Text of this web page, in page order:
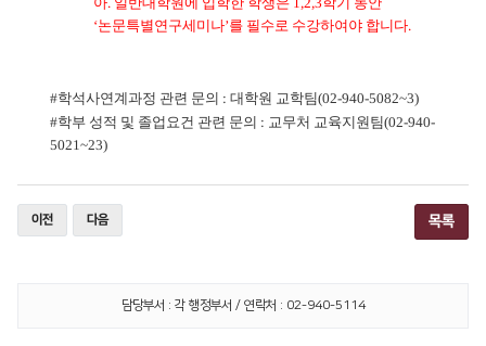
‘논문특별연구세미나’를 필수로 수강하여야 합니다.
#학석사연계과정 관련 문의 :대학원 교학팀(02-940-5082~3)
#학부 성적 및 졸업요건 관련 문의 : 교무처 교육지원팀(02-940-
5021~23)
이전 다음 목록
담당부서 : 각 행정부서 / 연락처 : 02-940-5114